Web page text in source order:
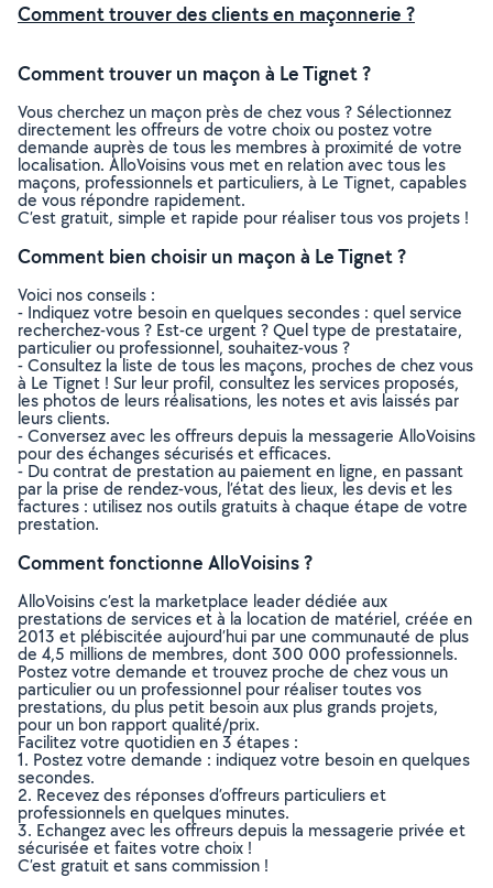
Comment trouver des clients en maçonnerie ?
Comment trouver un maçon à Le Tignet ?
Vous cherchez un maçon près de chez vous ? Sélectionnez
directement les offreurs de votre choix ou postez votre
demande auprès de tous les membres à proximité de votre
localisation. AlloVoisins vous met en relation avec tous les
maçons, professionnels et particuliers, à Le Tignet, capables
de vous répondre rapidement.
C’est gratuit, simple et rapide pour réaliser tous vos projets !
Comment bien choisir un maçon à Le Tignet ?
Voici nos conseils :
- Indiquez votre besoin en quelques secondes : quel service
recherchez-vous ? Est-ce urgent ? Quel type de prestataire,
particulier ou professionnel, souhaitez-vous ?
- Consultez la liste de tous les maçons, proches de chez vous
à Le Tignet ! Sur leur profil, consultez les services proposés,
les photos de leurs réalisations, les notes et avis laissés par
leurs clients.
- Conversez avec les offreurs depuis la messagerie AlloVoisins
pour des échanges sécurisés et efficaces.
- Du contrat de prestation au paiement en ligne, en passant
par la prise de rendez-vous, l’état des lieux, les devis et les
factures : utilisez nos outils gratuits à chaque étape de votre
prestation.
Comment fonctionne AlloVoisins ?
AlloVoisins c’est la marketplace leader dédiée aux
prestations de services et à la location de matériel, créée en
2013 et plébiscitée aujourd’hui par une communauté de plus
de 4,5 millions de membres, dont 300 000 professionnels.
Postez votre demande et trouvez proche de chez vous un
particulier ou un professionnel pour réaliser toutes vos
prestations, du plus petit besoin aux plus grands projets,
pour un bon rapport qualité/prix.
Facilitez votre quotidien en 3 étapes :
1. Postez votre demande : indiquez votre besoin en quelques
secondes.
2. Recevez des réponses d’offreurs particuliers et
professionnels en quelques minutes.
3. Echangez avec les offreurs depuis la messagerie privée et
sécurisée et faites votre choix !
C’est gratuit et sans commission !